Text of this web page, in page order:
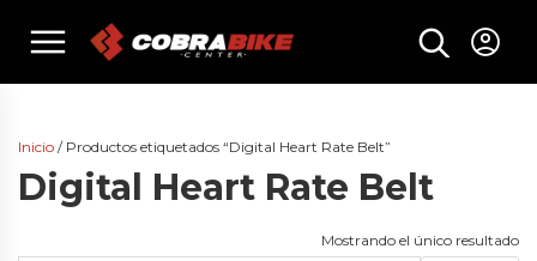
menu
Inicio / Productos etiquetados “Digital Heart Rate Belt”
Digital Heart Rate Belt
Mostrando el único resultado